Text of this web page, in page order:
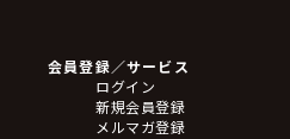
会員登録／サービス
ログイン
新規会員登録
メルマガ登録